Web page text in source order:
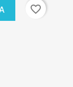
favorite_border